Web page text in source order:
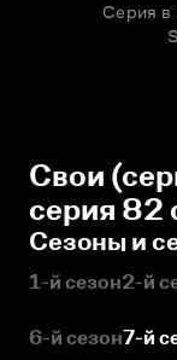
Серия в
Свои
серия 82
Сезоны и
1-й сезон2-й
6-й сезон7-й